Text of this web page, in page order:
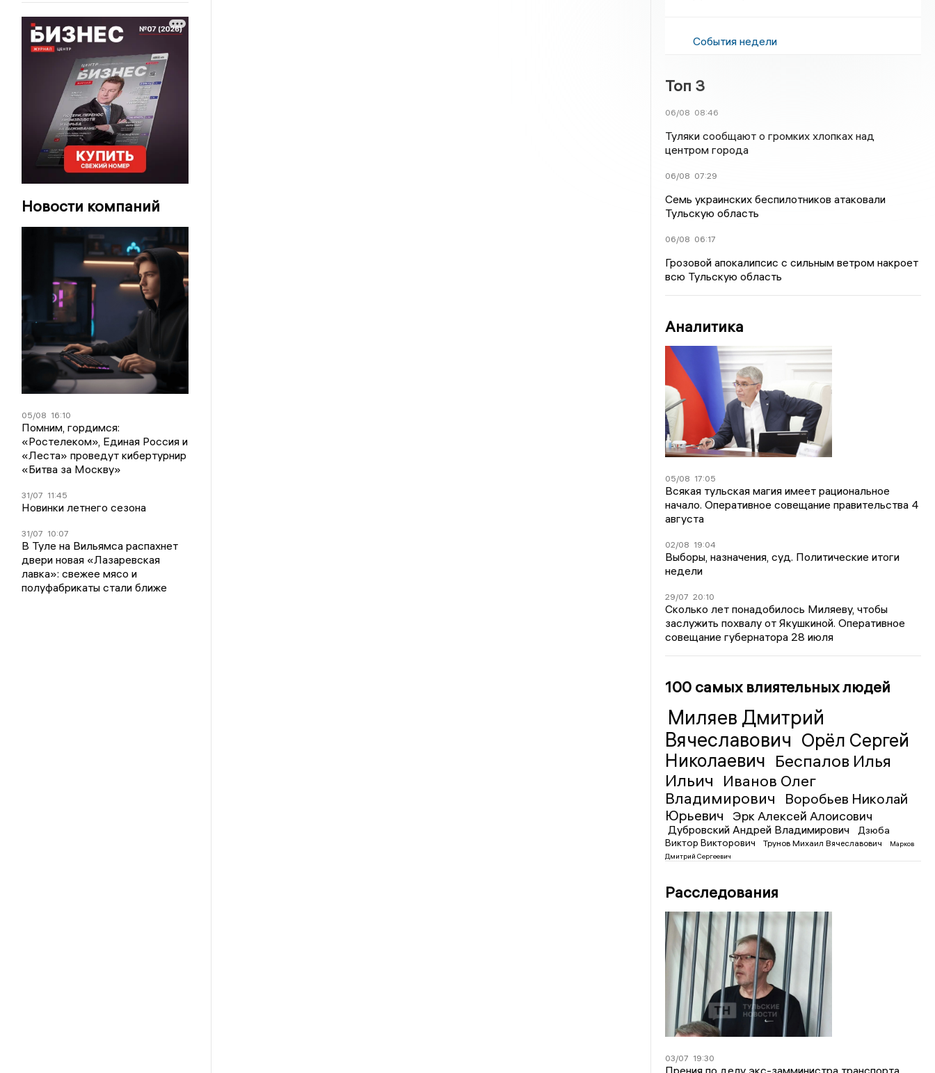
Новости компаний
05/08 16:10
Помним, гордимся:
«Ростелеком», Единая Россия и
«Леста» проведут кибертурнир
«Битва за Москву»
31/07 11:45
Новинки летнего сезона
31/07 10:07
В Туле на Вильямса распахнет
двери новая «Лазаревская
лавка»: свежее мясо и
полуфабрикаты стали ближе
События недели
Топ 3
06/08 08:46
Туляки сообщают о громких хлопках над
центром города
06/08 07:29
Семь украинских беспилотников атаковали
Тульскую область
06/08 06:17
Грозовой апокалипсис с сильным ветром накроет
всю Тульскую область
Аналитика
05/08 17:05
Всякая тульская магия имеет рациональное
начало. Оперативное совещание правительства 4
августа
02/08 19:04
Выборы, назначения, суд. Политические итоги
недели
29/07 20:10
Сколько лет понадобилось Миляеву, чтобы
заслужить похвалу от Якушкиной. Оперативное
совещание губернатора 28 июля
100 самых влиятельных людей
Миляев Дмитрий
Вячеславович Орёл Сергей
Николаевич Беспалов Илья
Ильич
Иванов Олег
Владимирович
Воробьев Николай
Юрьевич
Эрк Алексей Алоисович
Дубровский Андрей Владимирович
Дзюба
Виктор Викторович
Трунов Михаил Вячеславович
Марков
Дмитрий Сергеевич
Расследования
03/07 19:30
Прения по делу экс-замминистра транспорта